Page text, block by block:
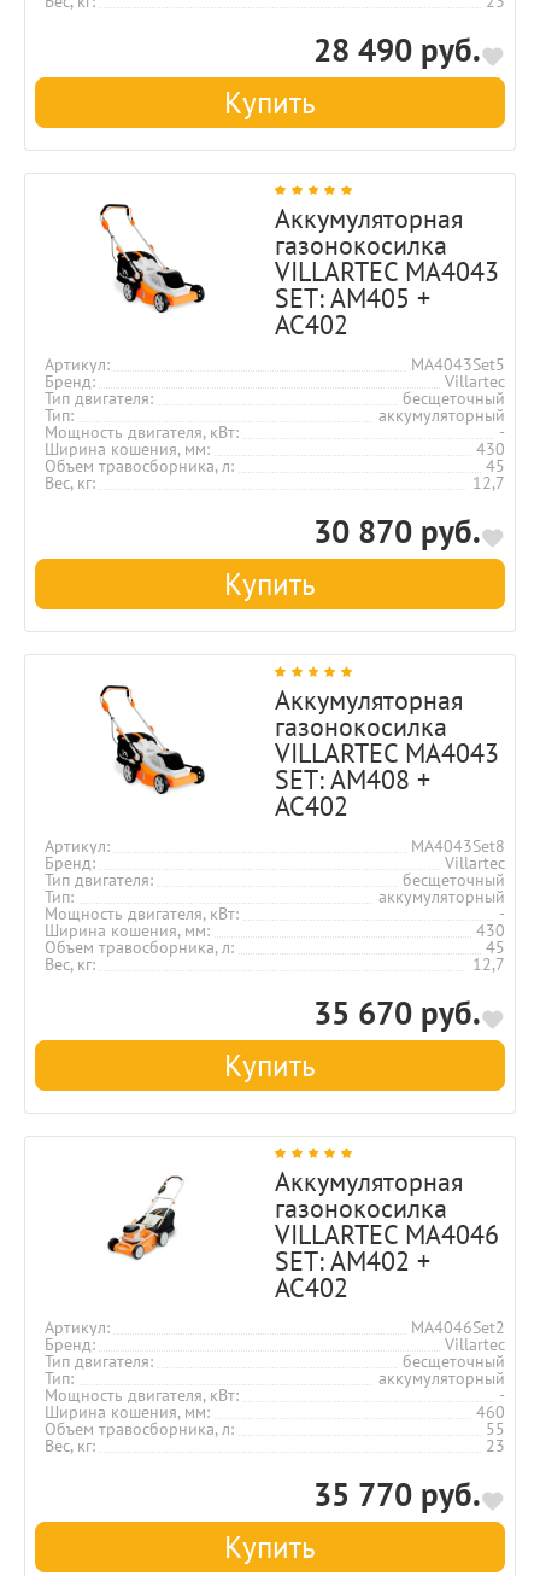
28 490 руб.
Купить
Аккумуляторная
газонокосилка
VILLARTEC MA4043
SET: AM405 +
AC402
Артикул MA4043Set5
Бренд Villartec
Тип двигателя бесщеточный
Тип аккумуляторный
Мощность двигателя, кВт -
Ширина кошения, мм 430
Объем травосборника, л 45
Вес, кг 12,7
30 870 руб.
Купить
Аккумуляторная
газонокосилка
VILLARTEC MA4043
SET: AM408 +
AC402
Артикул MA4043Set8
Бренд Villartec
Тип двигателя бесщеточный
Тип аккумуляторный
Мощность двигателя, кВт -
Ширина кошения, мм 430
Объем травосборника, л 45
Вес, кг 12,7
35 670 руб.
Купить
Аккумуляторная
газонокосилка
VILLARTEC MA4046
SET: AM402 +
AC402
Артикул MA4046Set2
Бренд Villartec
Тип двигателя бесщеточный
Тип аккумуляторный
Мощность двигателя, кВт -
Ширина кошения, мм 460
Объем травосборника, л 55
Вес, кг 23
35 770 руб.
Купить